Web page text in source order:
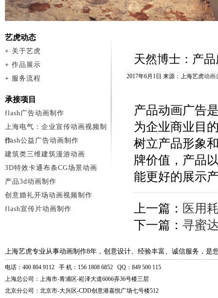
天然博士：产
2017年6月1日 来源：上海艺虎动画
产品动画广告
为企业商业目
树立产品形象
牌价值，产品
能更好的展示
上一篇： 医用
下一篇： 寻蜜
艺虎动态
+ 关于艺虎
+ 作品展示
+ 服务流程
承接项目
flash广告动画制作
上海电气：企业宣传动画视频制
作
flash公益广告动画制作
建筑类三维建筑漫游动画
3D特效卡通布条CG场景动画
产品3d动画制作
创意婚礼开场动画视频制作
flash宣传片动画制作
上海艺虎专业从事动画制作8年，创意设计、经验丰富、诚信服务，是
电话：400 804 9112 手 机：156 1808 6852 QQ：849 500 115
上海总公司：上海市-青浦区-崧泽大道6066弄36号楼三层
北京分公司：北京市-大兴区-CDD创意港嘉悦广场七号楼512